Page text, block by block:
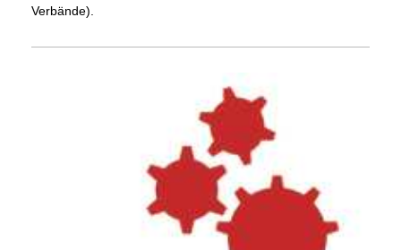
Verbände).